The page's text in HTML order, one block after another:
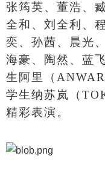
张筠英、董浩、
全和、刘全利、
奕、孙茜、晨光
海豪、陶然、蓝
生阿里（
学生纳苏岚（
精彩表演 。